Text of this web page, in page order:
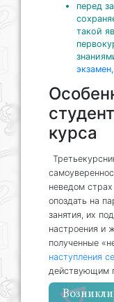
перед
такой
курса
неведом
опоздать на
занятия, их
настроения и
полученные
наступления
действующим